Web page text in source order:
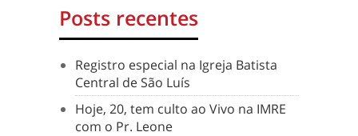
Posts recentes
Registro especial na Igreja Batista
Central de São Luís
Hoje, 20, tem culto ao Vivo na IMRE
com o Pr. Leone